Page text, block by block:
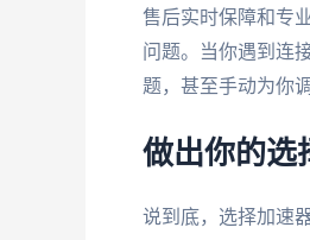
售后实时保障和专
问题。当你遇到连
题，甚至手动为你
做出你的选
说到底，选择加速